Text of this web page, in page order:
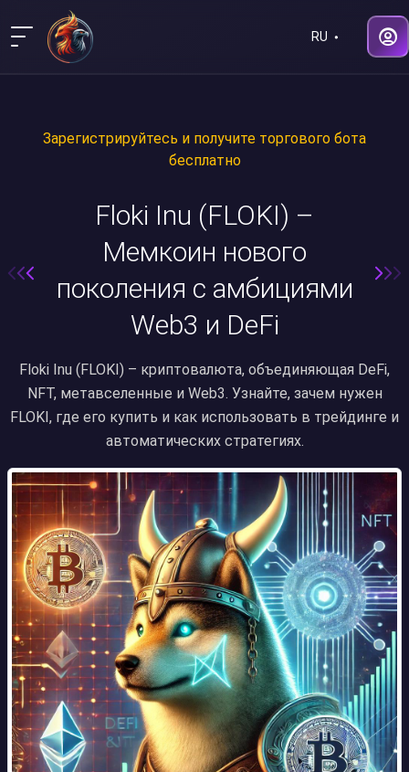
RU
Зарегистрируйтесь и получите торгового бота
бесплатно
Floki Inu (FLOKI) –
Мемкоин нового
поколения с амбициями
Web3 и DeFi
Floki Inu (FLOKI) – криптовалюта, объединяющая DeFi,
NFT, метавселенные и Web3. Узнайте, зачем нужен
FLOKI, где его купить и как использовать в трейдинге и
автоматических стратегиях.